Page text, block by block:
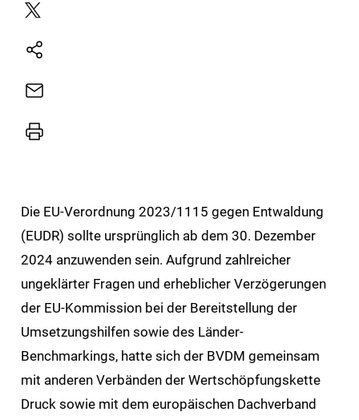
Plattform
Natives
E-
Drucker
Die EU-Verordnung 2023/1115 gegen Entwaldung
(EUDR) sollte ursprünglich ab dem 30. Dezember
2024 anzuwenden sein. Aufgrund zahlreicher
ungeklärter Fragen und erheblicher Verzögerungen
der EU-Kommission bei der Bereitstellung der
Umsetzungshilfen sowie des Länder-
Benchmarkings, hatte sich der BVDM gemeinsam
mit anderen Verbänden der Wertschöpfungskette
Druck sowie mit dem europäischen Dachverband